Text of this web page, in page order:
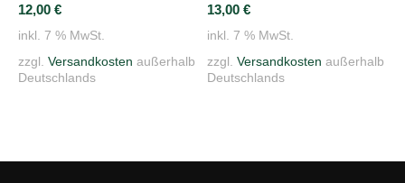
12,00 €
inkl. 7 % MwSt.
zzgl. Versandkosten außerhalb
Deutschlands
13,00 €
inkl. 7 % MwSt.
zzgl. Versandkosten außerhalb
Deutschlands